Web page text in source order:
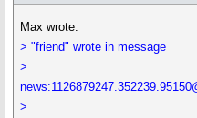
Max wrote:
> "friend" wrote in message
>
>